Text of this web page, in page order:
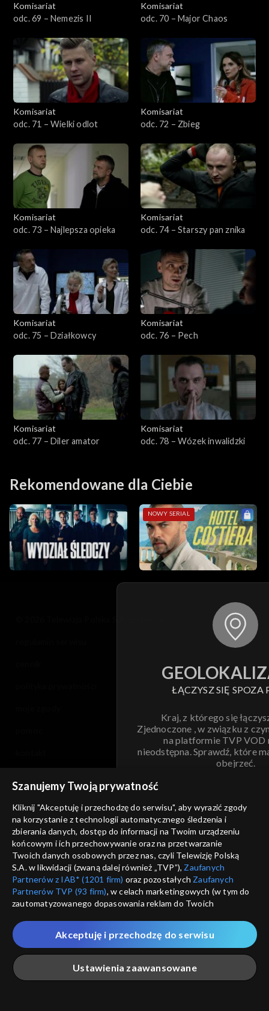
Komisariat
odc. 69 – Nemezis II
Komisariat
odc. 70 – Major Chaos
Komisariat
odc. 71 – Wielki odlot
Komisariat
odc. 72 – Zbieg
Komisariat
odc. 73 – Najlepsza opieka
Komisariat
odc. 74 – Starszy pan znika
Komisariat
odc. 75 – Działkowcy
Komisariat
odc. 76 – Pech
Komisariat
odc. 77 – Diler amator
Komisariat
odc. 78 – Wózek inwalidzki
Rekomendowane dla Ciebie
NOWY SERIAL
ŁĄCZYSZ SIĘ SPOZA
Kraj, z którego się
Zjednoczone , w związku z
na platformie TVP VOD
nieodstępna. Sprawdź, które
obejrzeć.
ANULUJ
informacje o dostawcy usług
Szanujemy Twoją prywatność
Kliknij "Akceptuję i przechodzę do serwisu", aby wyrazić zgody
na korzystanie z technologii automatycznego śledzenia i
zbierania danych, dostęp do informacji na Twoim urządzeniu
końcowym i ich przechowywanie oraz na przetwarzanie
Twoich danych osobowych przez nas, czyli Telewizję Polską
S.A. w likwidacji (zwaną dalej również „TVP”), Zaufanych
Partnerów z IAB* (1201 firm) oraz pozostałych Zaufanych
Partnerów TVP (93 firm), w celach marketingowych (w tym do
zautomatyzowanego dopasowania reklam do Twoich
które wskazujemy poniżej, a także zgody na udostępnianie
przez nas identyfikatora PPID do Google.
Twoje dane osobowe zbierane podczas odwiedzania przez
Ciebie naszych
poszczególnych serwisówzwanych dalej
„Portalem”, w tym informacje zapisywane za pomocą
Ustawienia zaawansowane
Akceptuję i przechodzę do serwisu